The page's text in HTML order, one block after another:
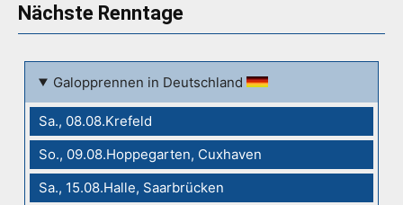
Nächste Renntage
Galopprennen in Deutschland
Sa., 08.08.Krefeld
So., 09.08.Hoppegarten, Cuxhaven
Sa., 15.08.Halle, Saarbrücken